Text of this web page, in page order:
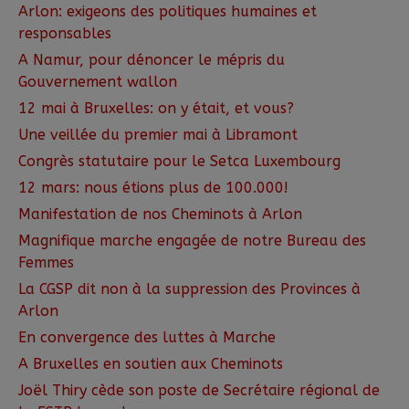
Arlon: exigeons des politiques humaines et
responsables
A Namur, pour dénoncer le mépris du
Gouvernement wallon
12 mai à Bruxelles: on y était, et vous?
Une veillée du premier mai à Libramont
Congrès statutaire pour le Setca Luxembourg
12 mars: nous étions plus de 100.000!
Manifestation de nos Cheminots à Arlon
Magnifique marche engagée de notre Bureau des
Femmes
La CGSP dit non à la suppression des Provinces à
Arlon
En convergence des luttes à Marche
A Bruxelles en soutien aux Cheminots
Joël Thiry cède son poste de Secrétaire régional de